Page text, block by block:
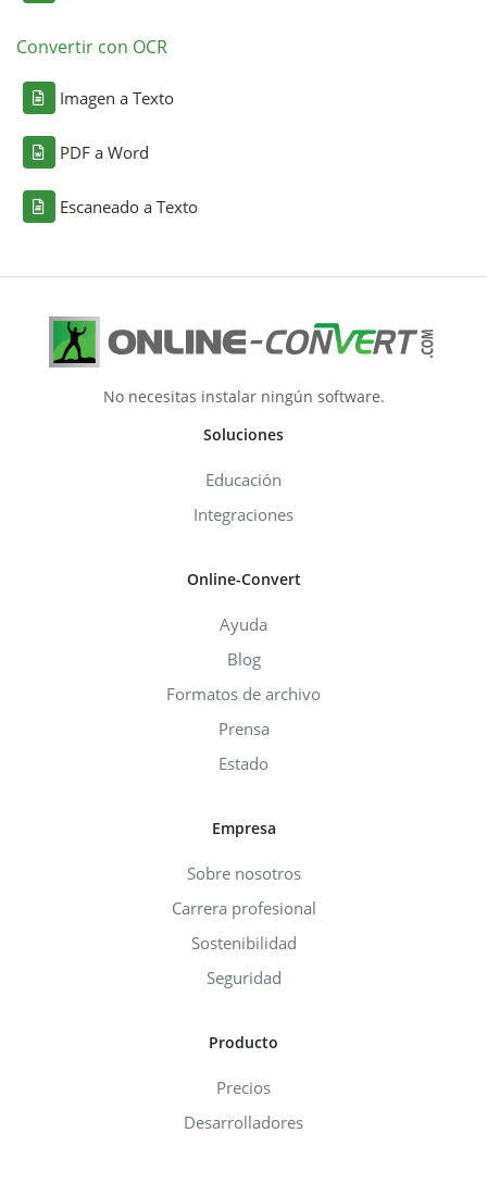
Convertir con OCR
Imagen a Texto
PDF a Word
Escaneado a Texto
No necesitas instalar ningún software.
Soluciones
Educación
Integraciones
Online-Convert
Ayuda
Blog
Formatos de archivo
Prensa
Estado
Empresa
Sobre nosotros
Carrera profesional
Sostenibilidad
Seguridad
Producto
Precios
Desarrolladores